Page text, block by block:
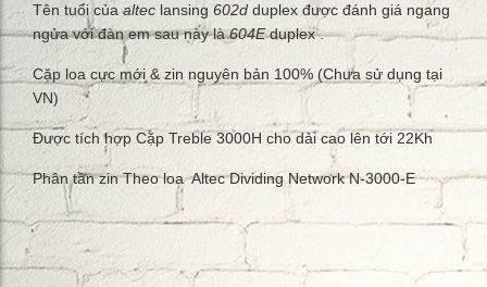
Tên tuổi củaaltec lansing 602d duplex được đánh giá ngang
ngửa với đàn em sau này là604Eduplex.
Cặp loa cực mới & zin nguyên bản 100% (Chưa sử dụng tại
VN)
Được tích hợp Cặp Treble 3000H cho dải cao lên tới 22Kh
Phân tần zin Theo loa Altec Dividing Network N-3000-E